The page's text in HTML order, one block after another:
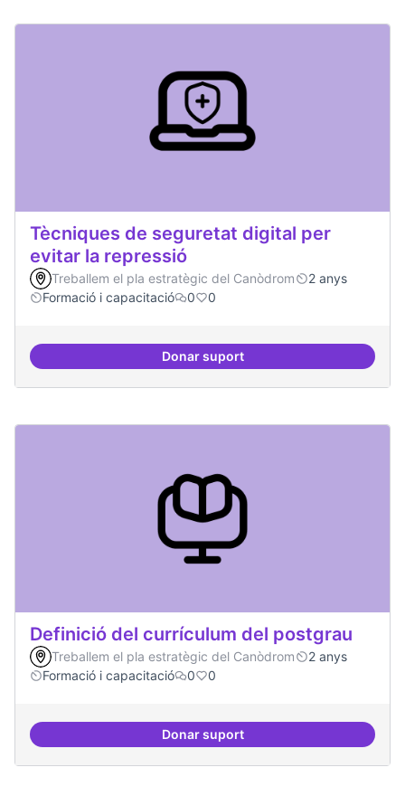
Tècniques de seguretat digital per
evitar la repressió
Treballem el pla estratègic del Canòdrom
2 anys
Formació i capacitació
0 0
Donar suportTècniques de seguretat digital
Definició del currículum del postgrau
Treballem el pla estratègic del Canòdrom
2 anys
Formació i capacitació
0 0
Donar suportDefinició del currículum del